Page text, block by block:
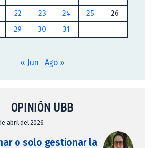
22 23 24 25
26
29 30 31
« Jun Ago »
OPINIÓN UBB
abril del 2026
o solo gestionar la